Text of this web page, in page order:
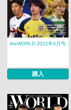
theWORLD 2022年4月号
購入